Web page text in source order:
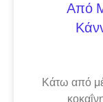
Από
Κάτω από